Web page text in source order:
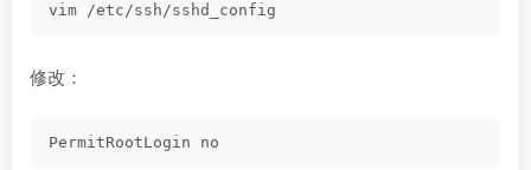
vim /etc/ssh/sshd_config
修改：
PermitRootLogin no